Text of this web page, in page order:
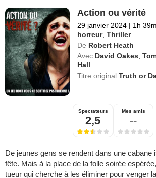
Action ou vérité
29 janvier 2024 | 1h
horreur,Thriller
De Robert Heath
Avec David Oakes ,
Hall
Titre originalTruth or
Spectateurs
2,5
Mes amis
--
De jeunes gens se rendent dans une cabane
fête. Mais à la place de la folle soirée
tueur qui cherche à les éliminer pour venger